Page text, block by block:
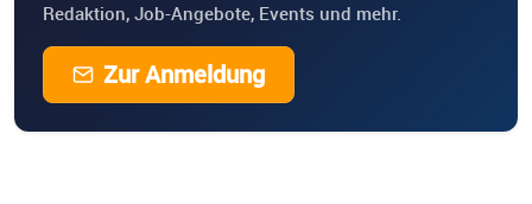
Redaktion, Job-Angebote, Events und mehr.
Zur Anmeldung